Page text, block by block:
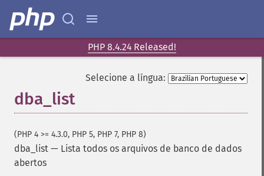
PHP 8.4.24 Released!
Selecione a língua:
dba_list
(PHP 4 >= 4.3.0, PHP 5, PHP 7, PHP 8)
dba_list — Lista todos os arquivos de banco de dados
abertos